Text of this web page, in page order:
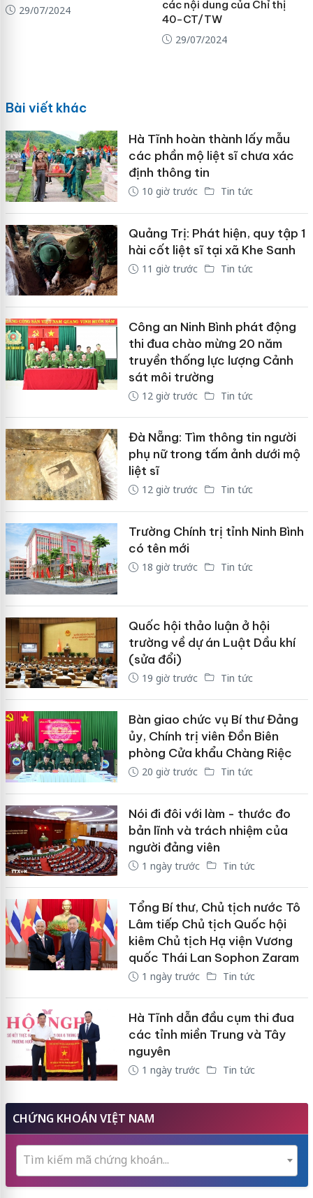
29/07/2024
các nội dung của Chỉ thị
40-CT/TW
29/07/2024
Bài viết khác
Hà Tĩnh hoàn thành lấy mẫu
các phần mộ liệt sĩ chưa xác
định thông tin
10 giờ trước Tin tức
Quảng Trị: Phát hiện, quy tập 1
hài cốt liệt sĩ tại xã Khe Sanh
11 giờ trước Tin tức
Công an Ninh Bình phát động
thi đua chào mừng 20 năm
truyền thống lực lượng Cảnh
sát môi trường
12 giờ trước Tin tức
Đà Nẵng: Tìm thông tin người
phụ nữ trong tấm ảnh dưới mộ
liệt sĩ
12 giờ trước Tin tức
Trường Chính trị tỉnh Ninh Bình
có tên mới
18 giờ trước Tin tức
Quốc hội thảo luận ở hội
trường về dự án Luật Dầu khí
(sửa đổi)
19 giờ trước Tin tức
Bàn giao chức vụ Bí thư Đảng
ủy, Chính trị viên Đồn Biên
phòng Cửa khẩu Chàng Riệc
20 giờ trước Tin tức
Nói đi đôi với làm - thước đo
bản lĩnh và trách nhiệm của
người đảng viên
1 ngày trước Tin tức
Tổng Bí thư, Chủ tịch nước Tô
Lâm tiếp Chủ tịch Quốc hội
kiêm Chủ tịch Hạ viện Vương
quốc Thái Lan Sophon Zaram
1 ngày trước Tin tức
Hà Tĩnh dẫn đầu cụm thi đua
các tỉnh miền Trung và Tây
nguyên
1 ngày trước Tin tức
CHỨNG KHOÁN VIỆT NAM
Tìm kiếm mã chứng khoán...